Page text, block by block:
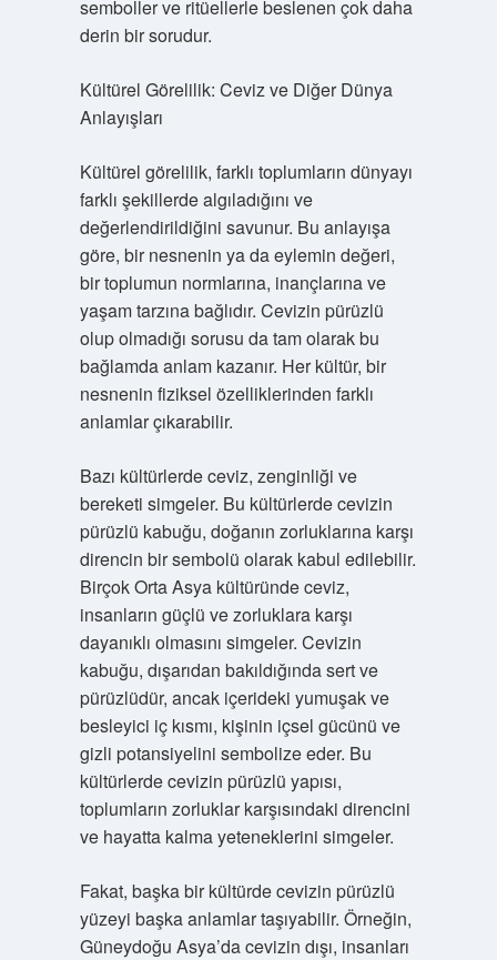
semboller ve ritüellerle beslenen çok daha
derin bir sorudur.
Kültürel Görelilik: Ceviz ve Diğer Dünya
Anlayışları
Kültürel görelilik, farklı toplumların dünyayı
farklı şekillerde algıladığını ve
değerlendirildiğini savunur. Bu anlayışa
göre, bir nesnenin ya da eylemin değeri,
bir toplumun normlarına, inançlarına ve
yaşam tarzına bağlıdır. Cevizin pürüzlü
olup olmadığı sorusu da tam olarak bu
bağlamda anlam kazanır. Her kültür, bir
nesnenin fiziksel özelliklerinden farklı
anlamlar çıkarabilir.
Bazı kültürlerde ceviz, zenginliği ve
bereketi simgeler. Bu kültürlerde cevizin
pürüzlü kabuğu, doğanın zorluklarına karşı
direncin bir sembolü olarak kabul edilebilir.
Birçok Orta Asya kültüründe ceviz,
insanların güçlü ve zorluklara karşı
dayanıklı olmasını simgeler. Cevizin
kabuğu, dışarıdan bakıldığında sert ve
pürüzlüdür, ancak içerideki yumuşak ve
besleyici iç kısmı, kişinin içsel gücünü ve
gizli potansiyelini sembolize eder. Bu
kültürlerde cevizin pürüzlü yapısı,
toplumların zorluklar karşısındaki direncini
ve hayatta kalma yeteneklerini simgeler.
Fakat, başka bir kültürde cevizin pürüzlü
yüzeyi başka anlamlar taşıyabilir. Örneğin,
Güneydoğu Asya’da cevizin dışı, insanları